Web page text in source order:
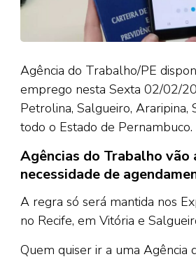
Agência do Trabalho/PE
emprego nesta Sexta 02/02/
Petrolina, Salgueiro, Araripina,
todo o Estado de Pernambuco.
Agências do Trabalho vão
necessidade de
A regra só será mantida nos
no Recife, em Vitória e
Quem quiser ir a uma Agência